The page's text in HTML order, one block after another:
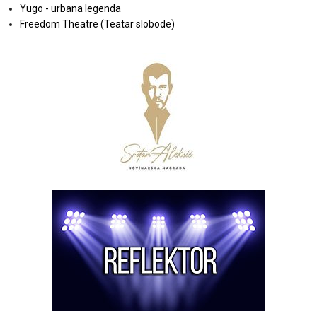
Yugo - urbana legenda
Freedom Theatre (Teatar slobode)